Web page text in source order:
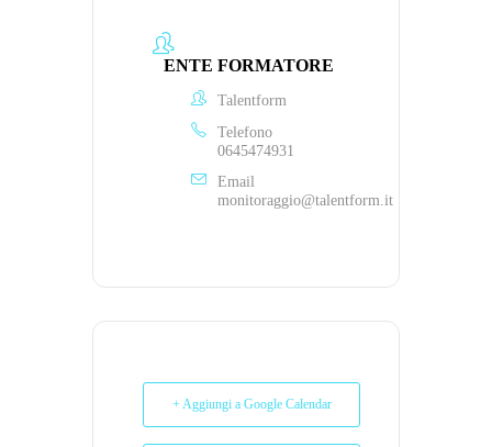
ENTE FORMATORE
Talentform
Telefono
0645474931
Email
monitoraggio@talentform.it
+ Aggiungi a Google Calendar